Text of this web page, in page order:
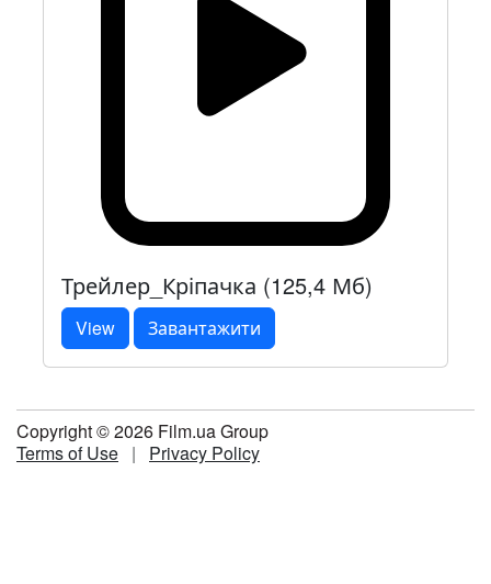
Трейлер_Кріпачка (125,4 Мб)
View Завантажити
Copyright © 2026 Film.ua Group
Terms of Use | Privacy Policy